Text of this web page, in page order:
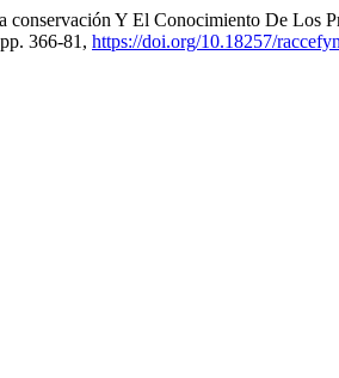
conservación Y El Conocimiento De Los
366-81, https://doi.org/10.18257/